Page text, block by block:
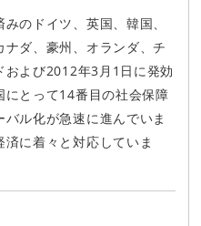
のドイツ、英国、韓国、
ダ、豪州、オランダ、チ
および2012年3月1日に発効
とって14番目の社会保障
ル化が急速に進んでいま
に着々と対応していま